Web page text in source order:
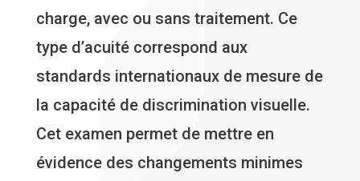
charge, avec ou sans traitement. Ce
type d’acuité correspond aux
standards internationaux de mesure de
la capacité de discrimination visuelle.
Cet examen permet de mettre en
évidence des changements minimes